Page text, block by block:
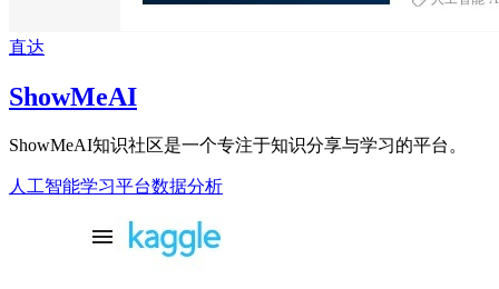
直达
ShowMeAI
ShowMeAI知识社区是一个专注于知识分享与学习的平台。
人工智能学习平台数据分析